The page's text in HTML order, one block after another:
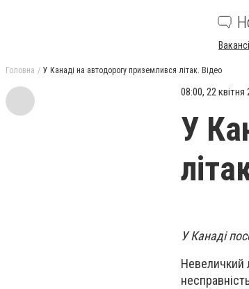
Головна У Канаді на автодорогу приземлився літак. Відео
08:00, 22 квітня
У
У Канаді
Невеличкий